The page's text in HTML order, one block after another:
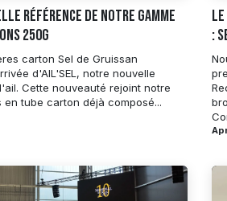
référence de notre gamme
250g
carton Sel de Gruissan
d'AIL'SEL, notre nouvelle
Cette nouveauté rejoint notre
en tube carton déjà composé...
: